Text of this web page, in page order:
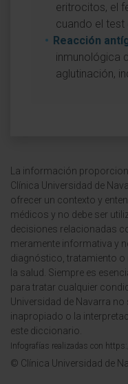
eritrocitos, el
cuando el
Reacción
inmunológica
aglutinación,
La información
Clínica Universidad de
ofrecer un contexto y
médicos y no debe ser
decisiones relacionadas
meramente informativa y
diagnóstico, tratamiento
la salud. Siempre es
para tratar cualquier
Universidad de Navarra
inapropiado o la
este diccionario.
Infografías realizadas con
© Clínica Universidad de